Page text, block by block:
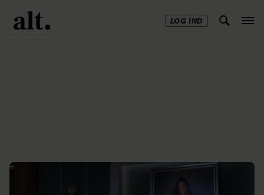
LOG IND